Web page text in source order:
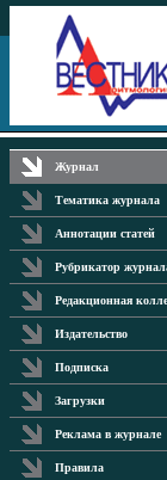
Журнал
Тематика журнала
Аннотации статей
Рубрикатор
Редакционная
Издательство
Подписка
Загрузки
Реклама в журнале
Правила